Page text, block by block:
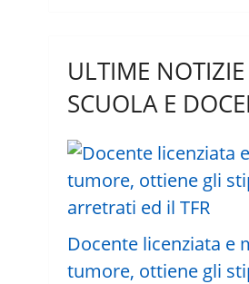
ULTIME NOTIZIE
SCUOLA E
Docente licenziata e
tumore, ottiene gli